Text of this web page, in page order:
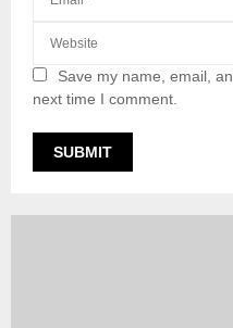
Save my name, email,
next time I comment.